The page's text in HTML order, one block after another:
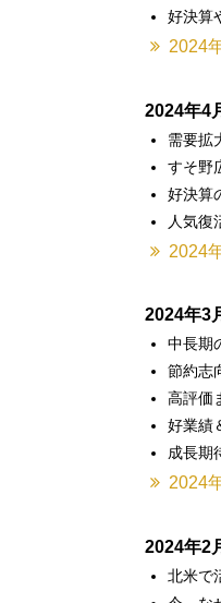
好決算
2024
2024年4
需要拡
すそ野
好決算
人気復
2024
2024年3
中長期
節約志
高評価
好業績
成長期
2024
2024年2
北米で